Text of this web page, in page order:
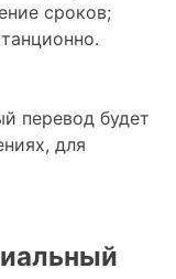
сроков;
перевод будет
для